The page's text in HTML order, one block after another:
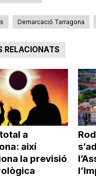
Demarcació Tarragona
RELACIONATS
a
així
la previsió